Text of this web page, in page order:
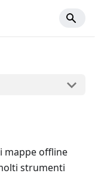
mappe offline
strumenti